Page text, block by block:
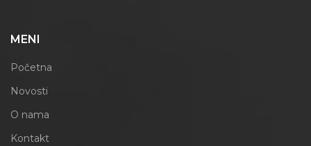
MENI
Početna
Novosti
O nama
Kontakt